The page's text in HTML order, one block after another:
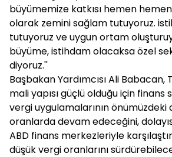
büyümemize katkısı hemen hemen
olarak zemini sağlam tutuyoruz.
tutuyoruz ve uygun ortam
büyüme, istihdam olacaksa özel
diyoruz.''
Başbakan Yardımcısı Ali Babacan,
mali yapısı güçlü olduğu için finans
vergi uygulamalarının
oranlarda devam edeceğini,
ABD finans merkezleriyle
düşük vergi oranlarını